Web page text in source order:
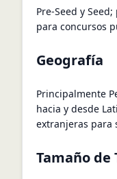
Pre-Seed y
para concursos
Geografía
Principalmente
hacia y desde
extranjeras para
Tamaño de